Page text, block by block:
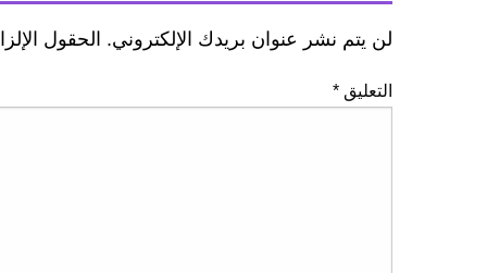
لن يتم نشر عنوان بريدك الإلكتروني. الحقول
التعليق *